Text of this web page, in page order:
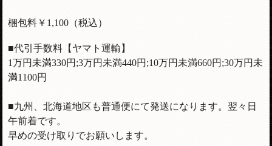
梱包料￥1,100（税込）
■代引手数料【ヤマト運輸】
1万円未満330円;3万円未満440円;10万円未満660円;30万円未
満1100円
■九州、北海道地区も普通便にて発送になります。翌々日
午前着です。
早めの受け取りでお願いします。